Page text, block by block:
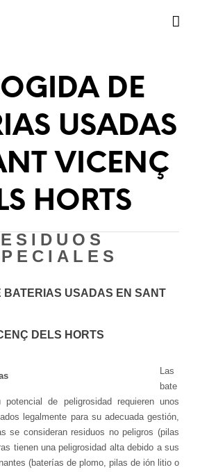
DE
USADAS
VICENÇ
HORTS
BATERIAS USADAS EN SANT
DELS HORTS
Las
bate
de peligrosidad requieren unos
legalmente para su adecuada gestión,
se consideran residuos no peligros (pilas
tienen una peligrosidad alta debido a sus
(baterías de plomo, pilas de ión litio o